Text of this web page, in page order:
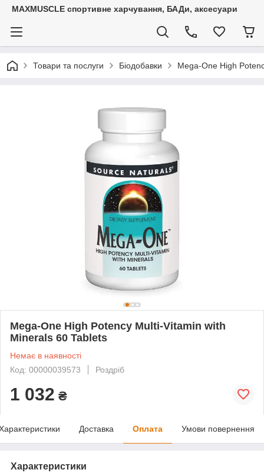
MAXMUSCLE спортивне харчування, БАДи, аксесуари
Товари та послуги Біодобавки Mega-One High
Mega-One High Potency Multi-Vitamin with
Minerals 60 Tablets
Немає в наявності
Код: 00000039573
Роздріб
1 032 ₴
Доставка Оплата Умови повернення
Характеристики